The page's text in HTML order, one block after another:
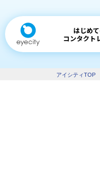
はじめ
コンタクト
アイシティTOP